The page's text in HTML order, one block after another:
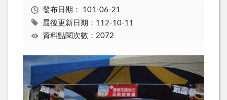
發布日期： 101-06-21
最後更新日期：112-10-11
資料點閱次數：2072